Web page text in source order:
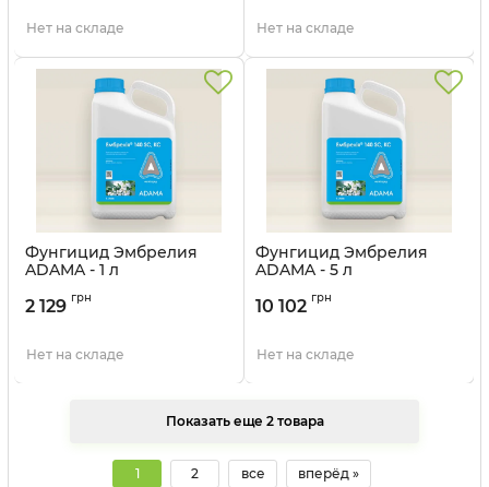
Нет на складе Нет на складе
Фунгицид Эмбрелия
ADAMA - 1 л
2 129 грн
Нет на складе
Фунгицид Эмбрелия
ADAMA - 5 л
10 102 грн
Нет на складе
Показать еще 2 товара
1 2 все вперёд »